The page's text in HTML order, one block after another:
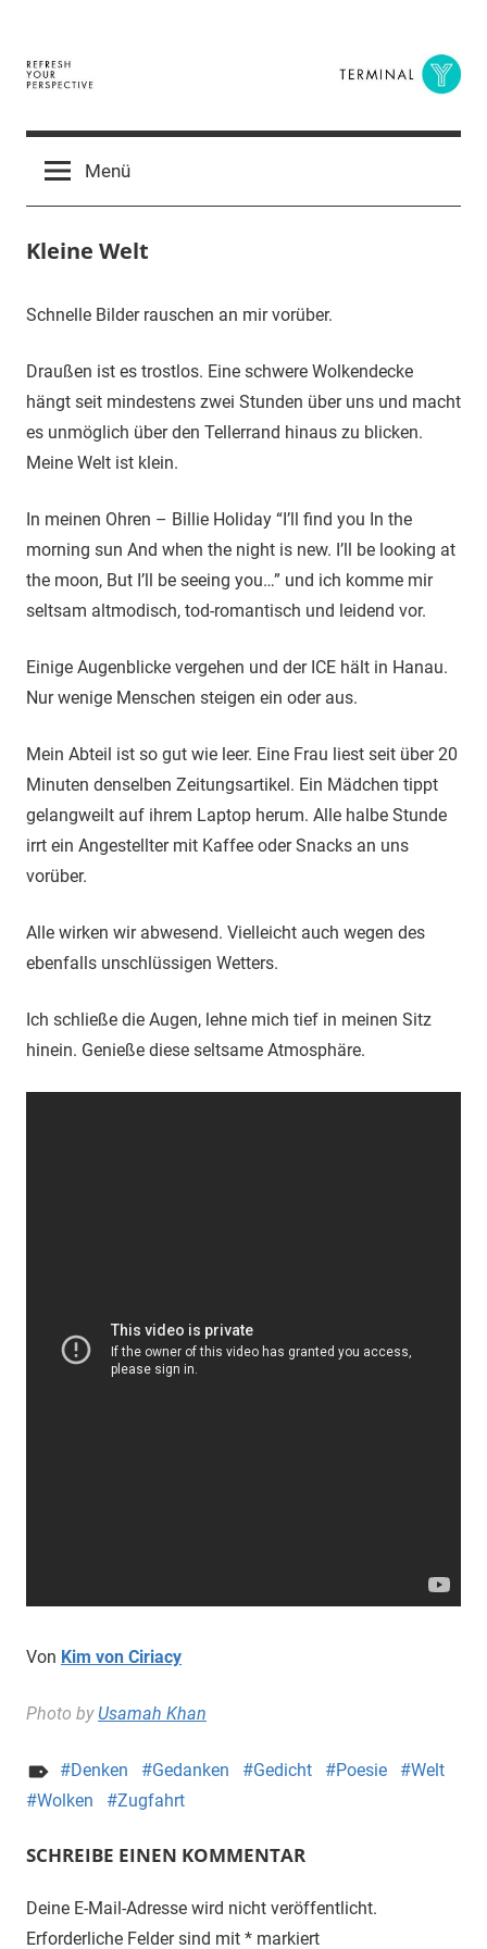
springen
Terminal
Y
Digital
BusinessMenü
Kleine Welt
22.
2016
terminal-
Urbi
orbi
Schnelle Bilder rauschen an mir vorüber.
Draußen ist es trostlos. Eine schwere Wolkendecke
hängt seit mindestens zwei Stunden über uns und macht
es unmöglich über den Tellerrand hinaus zu blicken.
Meine Welt ist klein.
In meinen Ohren – Billie Holiday “I’ll find you In the
morning sun And when the night is new. I’ll be looking at
the moon, But I’ll be seeing you…” und ich komme mir
seltsam altmodisch, tod-romantisch und leidend vor.
Einige Augenblicke vergehen und der ICE hält in Hanau.
Nur wenige Menschen steigen ein oder aus.
Mein Abteil ist so gut wie leer. Eine Frau liest seit über 20
Minuten denselben Zeitungsartikel. Ein Mädchen tippt
gelangweilt auf ihrem Laptop herum. Alle halbe Stunde
irrt ein Angestellter mit Kaffee oder Snacks an uns
vorüber.
Alle wirken wir abwesend. Vielleicht auch wegen des
ebenfalls unschlüssigen Wetters.
Ich schließe die Augen, lehne mich tief in meinen Sitz
hinein. Genieße diese seltsame Atmosphäre.
Von Kim von Ciriacy
Photo by Usamah Khan
Denken Gedanken Gedicht Poesie
Welt
Wolken
Zugfahrt
SCHREIBE EINEN KOMMENTAR
Deine E-Mail-Adresse wird nicht veröffentlicht.
Erforderliche Felder sind mit * markiert